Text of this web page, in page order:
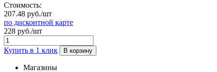
Стоимость:
207.48 руб./шт
по дисконтной карте
228 руб./шт
Купить в 1 клик В корзину
Магазины